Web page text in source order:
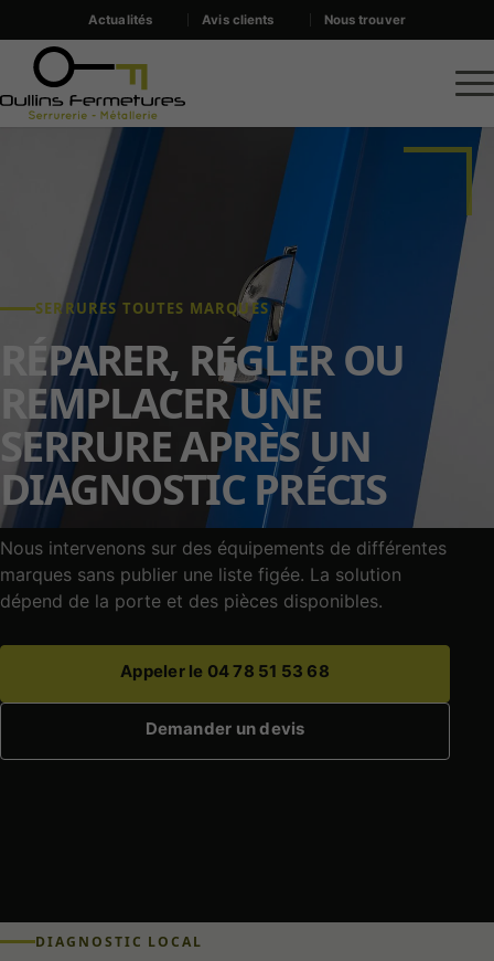
Actualités Avis clients Nous trouver
SERRURES TOUTES MARQUES
RÉPARER, RÉGLER OU
REMPLACER UNE
SERRURE APRÈS UN
DIAGNOSTIC PRÉCIS
Nous intervenons sur des équipements de différentes
marques sans publier une liste figée. La solution
dépend de la porte et des pièces disponibles.
Appeler le 04 78 51 53 68
Demander un devis
DIAGNOSTIC LOCAL